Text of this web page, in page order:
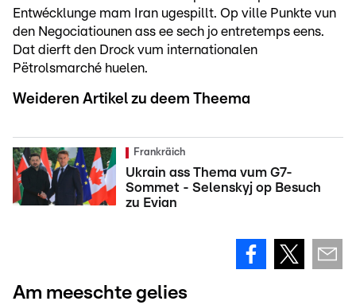
Entwécklunge mam Iran ugespillt. Op ville Punkte vun
den Negociatiounen ass ee sech jo entretemps eens.
Dat dierft den Drock vum internationalen
Pëtrolsmarché huelen.
Weideren Artikel zu deem Theema
Frankräich
Ukrain ass Thema vum G7-
Sommet - Selenskyj op Besuch
zu Evian
Am meeschte gelies